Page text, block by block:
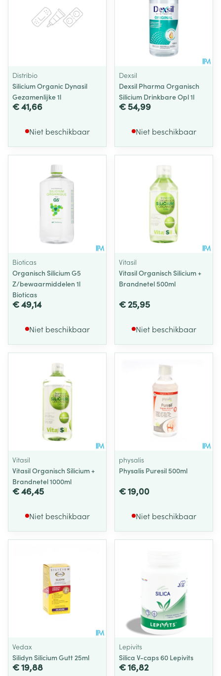
Distribio
Silicium Organic Dynasil
Gezamenlijke 1l
€ 41,66
Niet beschikbaar
Dexsil
Dexsil Pharma Organisch
Silicium Drinkbare Opl 1l
€ 54,99
Niet beschikbaar
Bioticas
Organisch Silicium G5
Z/bewaarmiddelen 1l
Bioticas
€ 49,14
Niet beschikbaar
Vitasil
Vitasil Organisch Silicium +
Brandnetel 500ml
€ 25,95
Niet beschikbaar
Vitasil
Vitasil Organisch Silicium +
Brandnetel 1000ml
€ 46,45
Niet beschikbaar
physalis
Physalis Puresil 500ml
€ 19,00
Niet beschikbaar
Vedax
Silidyn Silicium Gutt 25ml
€ 19,88
Lepivits
Silica V-caps 60 Lepivits
€ 16,82